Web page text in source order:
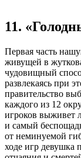
11.
Первая часть
живущей в
чудовищный
развлекаясь при
правительство
каждого из 12
игроков выживет
и самый
от неминуемой
ходе игр девушка